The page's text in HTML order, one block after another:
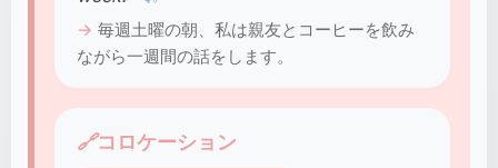
毎週土曜の朝、私は親友とコーヒーを飲み
ながら一週間の話をします。
🔗コロケーション